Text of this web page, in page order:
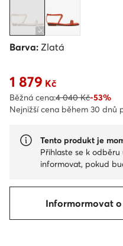
Barva: Zlatá
Aktuální cena 1 879 Kč
1 879 Kč
Běžná cena:4 040 Kč-53%
Nejnižší cena během 30 dnů
Tento produkt je
Přihlaste se k
informovat, pokud
Informormovat